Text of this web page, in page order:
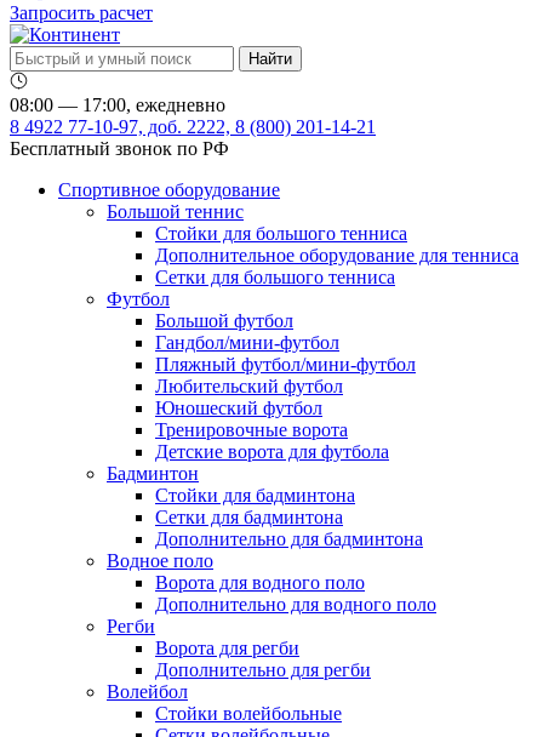
Запросить расчет
08:00 — 17:00, ежедневно
8 4922 77-10-97, доб. 2222, 8 (800) 201-14-21
Бесплатный звонок по РФ
Спортивное оборудование
Большой теннис
Стойки для большого тенниса
Дополнительное оборудование для тенниса
Сетки для большого тенниса
Футбол
Большой футбол
Гандбол/мини-футбол
Пляжный футбол/мини-футбол
Любительский футбол
Юношеский футбол
Тренировочные ворота
Детские ворота для футбола
Бадминтон
Стойки для бадминтона
Сетки для бадминтона
Дополнительно для бадминтона
Водное поло
Ворота для водного поло
Дополнительно для водного поло
Регби
Ворота для регби
Дополнительно для регби
Волейбол
Стойки волейбольные